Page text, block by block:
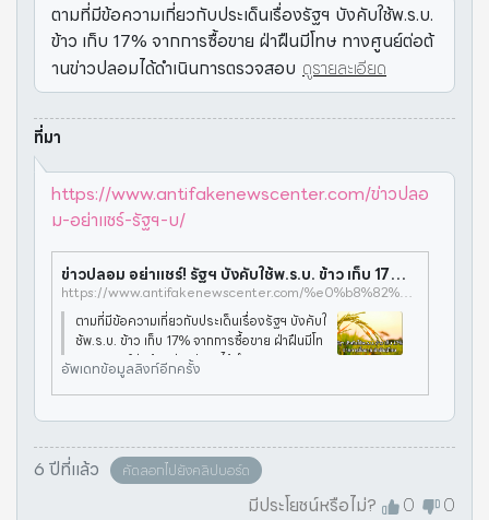
ตามที่มีข้อความเกี่ยวกับประเด็นเรื่องรัฐฯ บังคับใช้พ.ร.บ.
ข้าว เก็บ 17% จากการซื้อขาย ฝ่าฝืนมีโทษ ทางศูนย์ต่อต้
านข่าวปลอมได้ดำเนินการตรวจสอบ ดูรายละเอียด
ที่มา
https://www.antifakenewscenter.com/ข่าวปลอ
ม-อย่าแชร์-รัฐฯ-บ/
ข่าวปลอม อย่าแชร์! รัฐฯ บังคับใช้พ.ร.บ. ข้าว เก็บ 17% จากการซื้อขาย ฝ่าฝืนมีโทษ - ศูนย์ต่อต้านข่าวปลอม | Anti-Fake News Center Thailand
https://www.antifakenewscenter.com/%e0%b8%82%e0%b9%88%e0%b8%b2%e0%b8%a7%e0%b8%9b%e0%b8%a5%e0%b8%ad%e0%b8%a1-%e0%b8%ad%e0%b8%a2%e0%b9%88%e0%b8%b2%e0%b9%81%e0%b8%8a%e0%b8%a3%e0%b9%8c-%e0%b8%a3%e0%b8%b1%e0%b8%90%e0%b8%af-%e0%b8%9a/
ตามที่มีข้อความเกี่ยวกับประเด็นเรื่องรัฐฯ บังคับใ
ช้พ.ร.บ. ข้าว เก็บ 17% จากการซื้อขาย ฝ่าฝืนมีโท
ษ ทางศูนย์ต่อต้านข่าวปลอมได้ดำเนินการตรวจส
อบข้อเท็จจริงกับทางกรมการข้าว กระทรวงเกษ
ตรและสหกรณ์ พบว่าประเด
อัพเดทข้อมูลลิงก์อีกครั้ง
6 ปีที่แล้ว คัดลอกไปยังคลิปบอร์ด
มีประโยชน์หรือไม่? 0 0